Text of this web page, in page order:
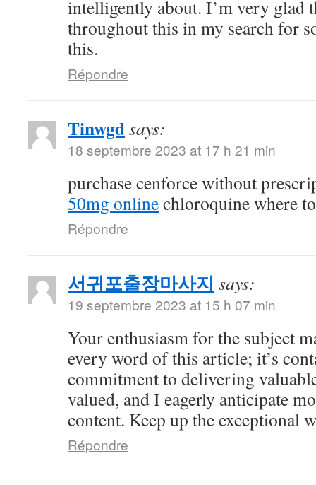
intelligently about. I’m very glad
throughout this in my search for
this.
Répondre
Tinwgdsays:
18 septembre 2023 at 17 h 21 min
purchase cenforce without
50mg onlinechloroquine where
Répondre
서귀포출장마사지 says:
19 septembre 2023 at 15 h 07 min
Your enthusiasm for the subject
every word of this article; it’s
commitment to delivering
valued, and I eagerly anticipate
content. Keep up the exceptional
Répondre